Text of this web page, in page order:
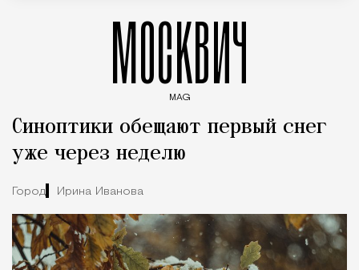
МОСКВИЧ
MAG
Синоптики обещают первый снег
уже через неделю
Город Ирина Иванова